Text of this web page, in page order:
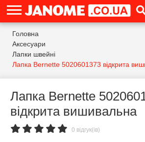
Головна
Аксесуари
Лапки швейні
Лапка Bernette 5020601373 відкрита
Лапка Bernette
відкрита вишивальна
0 відгук(ів)